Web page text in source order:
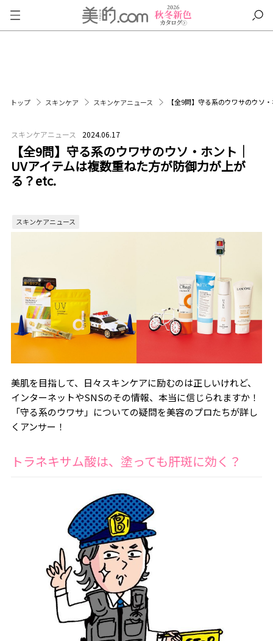
トップ スキンケア スキンケアニュース 【全9問】守る系のウワサのウソ
スキンケアニュース 2024.06.17
【全9問】守る系のウワサのウソ・ホント｜
UVアイテムは複数重ねた方が防御力が上が
る？etc.
スキンケアニュース
美肌を目指して、日々スキンケアに励むのは正しいけれど、
インターネットやSNSのその情報、本当に信じられますか！
「守る系のウワサ」についての疑問を美容のプロたちが詳し
くアンサー！
トラネキサム酸は、塗っても肝斑に効く？